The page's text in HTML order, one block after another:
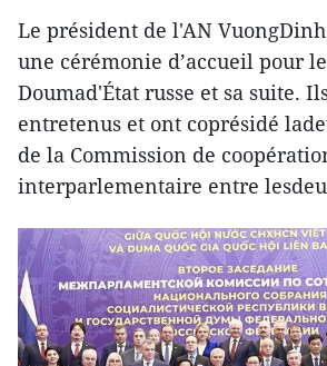
Le président de l'AN
une cérémonie d’accueil pour
Doumad'État russe et sa suite.
entretenus et ont coprésidé
de la Commission de
interparlementaire entre